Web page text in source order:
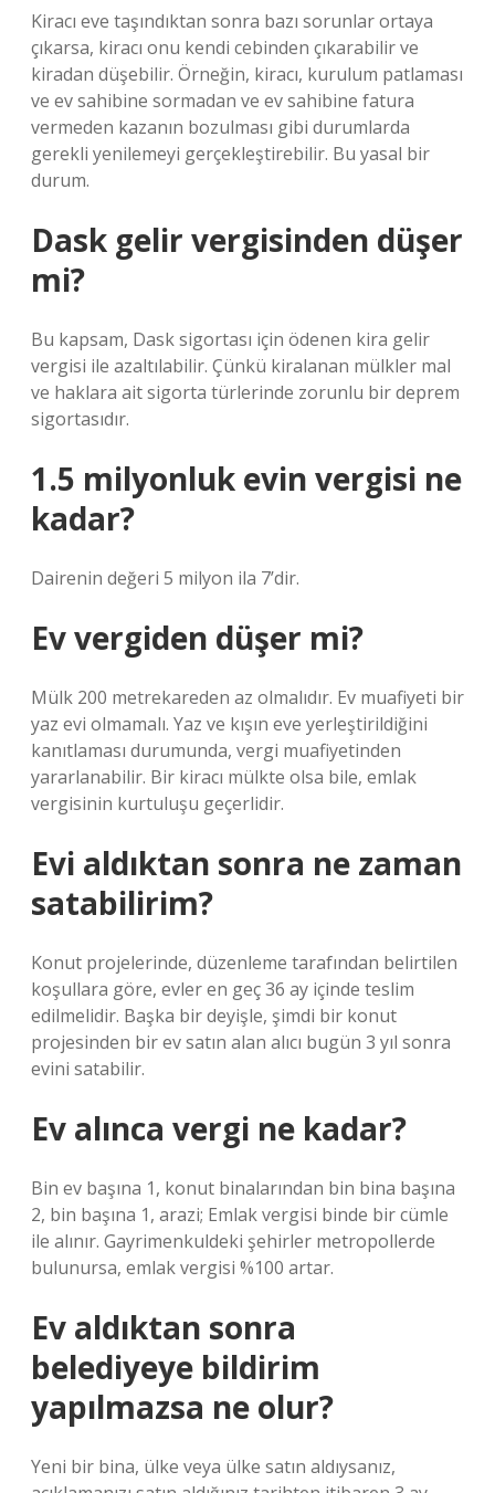
Kiracı eve taşındıktan sonra bazı sorunlar ortaya
çıkarsa, kiracı onu kendi cebinden çıkarabilir ve
kiradan düşebilir. Örneğin, kiracı, kurulum patlaması
ve ev sahibine sormadan ve ev sahibine fatura
vermeden kazanın bozulması gibi durumlarda
gerekli yenilemeyi gerçekleştirebilir. Bu yasal bir
durum.
Dask gelir vergisinden düşer
mi?
Bu kapsam, Dask sigortası için ödenen kira gelir
vergisi ile azaltılabilir. Çünkü kiralanan mülkler mal
ve haklara ait sigorta türlerinde zorunlu bir deprem
sigortasıdır.
1.5 milyonluk evin vergisi ne
kadar?
Dairenin değeri 5 milyon ila 7’dir.
Ev vergiden düşer mi?
Mülk 200 metrekareden az olmalıdır. Ev muafiyeti bir
yaz evi olmamalı. Yaz ve kışın eve yerleştirildiğini
kanıtlaması durumunda, vergi muafiyetinden
yararlanabilir. Bir kiracı mülkte olsa bile, emlak
vergisinin kurtuluşu geçerlidir.
Evi aldıktan sonra ne zaman
satabilirim?
Konut projelerinde, düzenleme tarafından belirtilen
koşullara göre, evler en geç 36 ay içinde teslim
edilmelidir. Başka bir deyişle, şimdi bir konut
projesinden bir ev satın alan alıcı bugün 3 yıl sonra
evini satabilir.
Ev alınca vergi ne kadar?
Bin ev başına 1, konut binalarından bin bina başına
2, bin başına 1, arazi; Emlak vergisi binde bir cümle
ile alınır. Gayrimenkuldeki şehirler metropollerde
bulunursa, emlak vergisi %100 artar.
Ev aldıktan sonra
belediyeye bildirim
yapılmazsa ne olur?
Yeni bir bina, ülke veya ülke satın aldıysanız,